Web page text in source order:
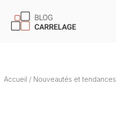
Accueil / Nouveautés et tendances